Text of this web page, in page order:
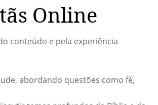
Online
conteúdo e pela experiência
abordando questões como fé,